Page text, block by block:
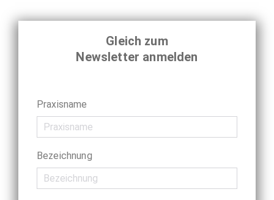
Gleich zum
Newsletter anmelden
Praxisname
Bezeichnung